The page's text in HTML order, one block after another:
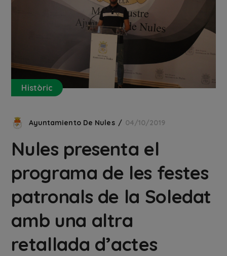
Històric
Ayuntamiento De Nules 04/10/2019
Nules presenta el
programa de les festes
patronals de la Soledat
amb una altra
retallada d’actes